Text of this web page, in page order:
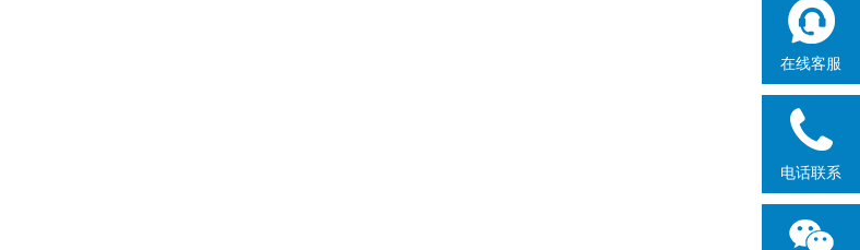
在线客服
电话联系